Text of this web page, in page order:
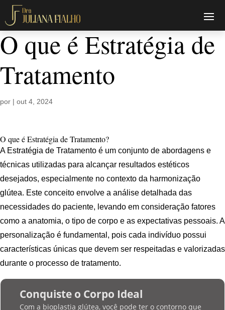
O que é Estratégia de
Tratamento
por | out 4, 2024
O que é Estratégia de Tratamento?
A Estratégia de Tratamento é um conjunto de abordagens e
técnicas utilizadas para alcançar resultados estéticos
desejados, especialmente no contexto da harmonização
glútea. Este conceito envolve a análise detalhada das
necessidades do paciente, levando em consideração fatores
como a anatomia, o tipo de corpo e as expectativas pessoais. A
personalização é fundamental, pois cada indivíduo possui
características únicas que devem ser respeitadas e valorizadas
durante o processo de tratamento.
Conquiste o Corpo Ideal
Com a bioplastia glútea, você pode ter o contorno que